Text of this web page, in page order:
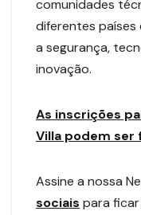
comunidades
diferentes países
a segurança,
inovação.
As inscrições
Villa podem ser
Assine a nossa
sociais para